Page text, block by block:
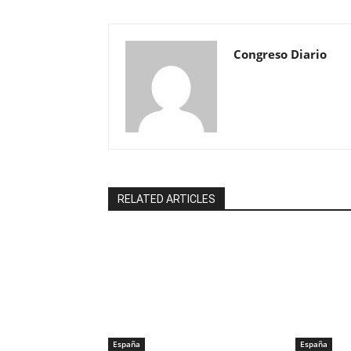
Congreso Diario
RELATED ARTICLES
España España